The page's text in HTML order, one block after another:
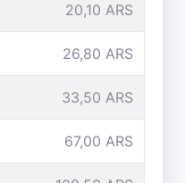
20,10 ARS
26,80 ARS
33,50 ARS
67,00 ARS